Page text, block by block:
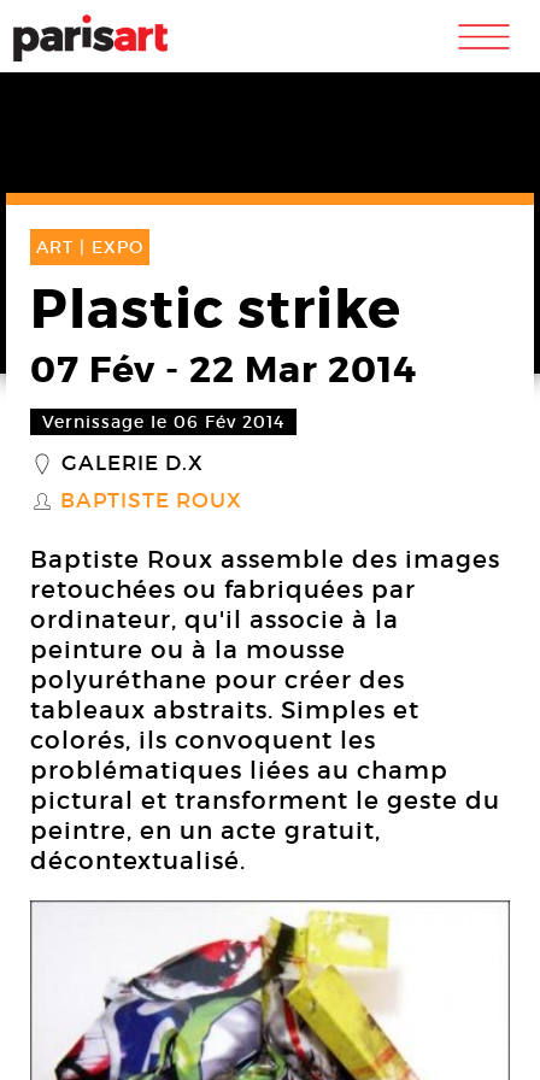
m
ART | EXPO
Plastic strike
07 Fév - 22 Mar 2014
Vernissage le 06 Fév 2014
_ GALERIE D.X
S BAPTISTE ROUX
Baptiste Roux assemble des images
retouchées ou fabriquées par
ordinateur, qu'il associe à la
peinture ou à la mousse
polyuréthane pour créer des
tableaux abstraits. Simples et
colorés, ils convoquent les
problématiques liées au champ
pictural et transforment le geste du
peintre, en un acte gratuit,
décontextualisé.